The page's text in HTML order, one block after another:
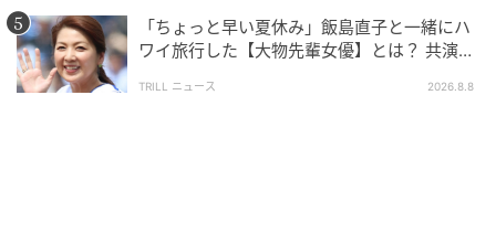
「ちょっと早い夏休み」飯島直子と一緒にハ
ワイ旅行した【大物先輩女優】とは？ 共演で
TRILL ニュース 2026.8.8